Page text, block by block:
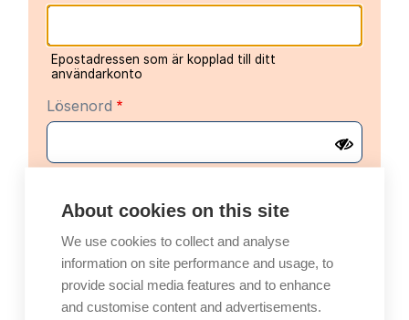
Epostadressen som är kopplad till ditt
användarkonto
Lösenord
Alternativ inloggning
Logga in med en engångskod
About cookies on this site
We use cookies to collect and analyse
information on site performance and usage, to
provide social media features and to enhance
and customise content and advertisements.